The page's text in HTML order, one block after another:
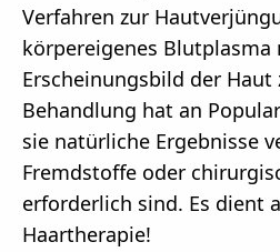
Verfahren zur
körpereigenes Blutplasma
Erscheinungsbild der Haut
Behandlung hat an
sie natürliche Ergebnisse
Fremdstoffe oder
erforderlich sind. Es dient
Haartherapie!